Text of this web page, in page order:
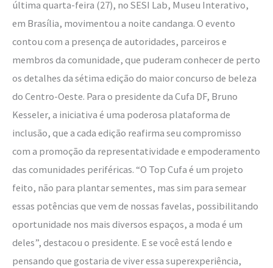
última quarta-feira (27), no SESI Lab, Museu Interativo,
em Brasília, movimentou a noite candanga. O evento
contou com a presença de autoridades, parceiros e
membros da comunidade, que puderam conhecer de perto
os detalhes da sétima edição do maior concurso de beleza
do Centro-Oeste. Para o presidente da Cufa DF, Bruno
Kesseler, a iniciativa é uma poderosa plataforma de
inclusão, que a cada edição reafirma seu compromisso
com a promoção da representatividade e empoderamento
das comunidades periféricas. “O Top Cufa é um projeto
feito, não para plantar sementes, mas sim para semear
essas potências que vem de nossas favelas, possibilitando
oportunidade nos mais diversos espaços, a moda é um
deles”, destacou o presidente. E se você está lendo e
pensando que gostaria de viver essa superexperiência,